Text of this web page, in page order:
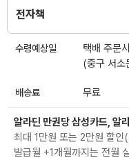
전자책
수령예상일
택배 주문
(중구 서
배송료 무료
알라딘 만권당 삼성카드, 알
최대 1만원 또는 2만원 할
발급월 +1개월까지는 전월